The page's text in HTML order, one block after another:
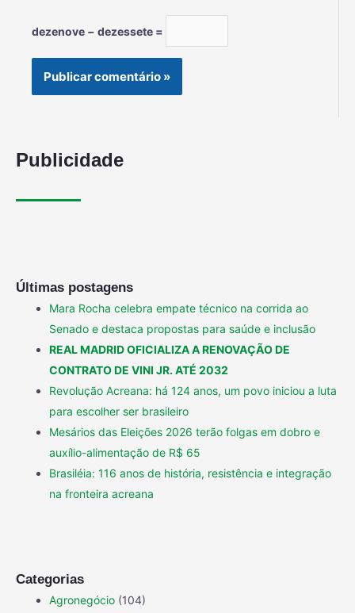
dezenove − dezessete =
Publicidade
Últimas postagens
Mara Rocha celebra empate técnico na corrida ao
Senado e destaca propostas para saúde e inclusão
REAL MADRID OFICIALIZA A RENOVAÇÃO DE
CONTRATO DE VINI JR. ATÉ 2032
Revolução Acreana: há 124 anos, um povo iniciou a luta
para escolher ser brasileiro
Mesários das Eleições 2026 terão folgas em dobro e
auxílio-alimentação de R$ 65
Brasiléia: 116 anos de história, resistência e integração
na fronteira acreana
Categorias
Agronegócio (104)